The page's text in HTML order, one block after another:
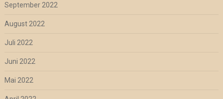
September 2022
August 2022
Juli 2022
Juni 2022
Mai 2022